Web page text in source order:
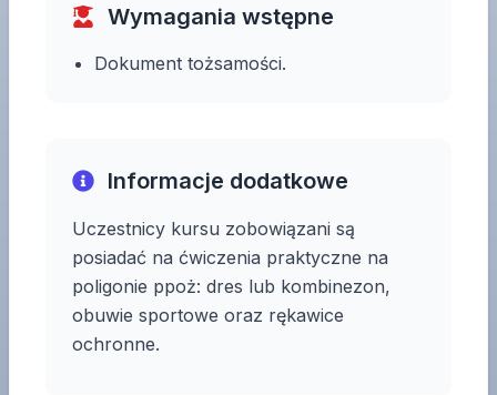
Wymagania wstępne
Dokument tożsamości.
Informacje dodatkowe
Uczestnicy kursu zobowiązani są
posiadać na ćwiczenia praktyczne na
poligonie ppoż: dres lub kombinezon,
obuwie sportowe oraz rękawice
ochronne.